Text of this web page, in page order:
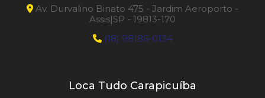
Av. Durvalino Binato 475 - Jardim Aeroporto -
Assis|SP - 19813-170
(18) 98186-0134
Loca Tudo Carapicuíba